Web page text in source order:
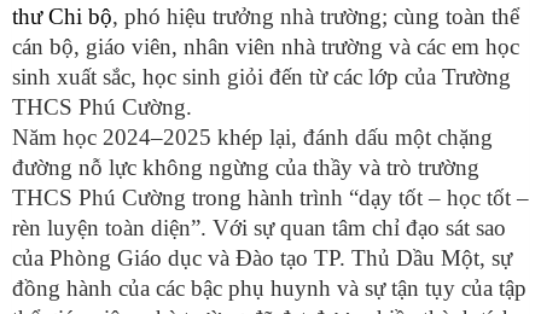
thư Chi bộ, phó hiệu trưởng nhà trường; cùng toàn thể
cán bộ, giáo viên, nhân viên nhà trường và các em học
sinh xuất sắc, học sinh giỏi đến từ các lớp của Trường
THCS Phú Cường.
Năm học 2024–2025 khép lại, đánh dấu một chặng
đường nỗ lực không ngừng của thầy và trò trường
THCS Phú Cường trong hành trình “dạy tốt – học tốt –
rèn luyện toàn diện”. Với sự quan tâm chỉ đạo sát sao
của Phòng Giáo dục và Đào tạo TP. Thủ Dầu Một, sự
đồng hành của các bậc phụ huynh và sự tận tụy của tập